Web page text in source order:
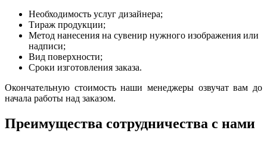
Необходимость услуг дизайнера;
Тираж продукции;
Метод нанесения на сувенир нужного изображения или
надписи;
Вид поверхности;
Сроки изготовления заказа.
Окончательную стоимость наши менеджеры озвучат вам до
начала работы над заказом.
Преимущества сотрудничества с нами